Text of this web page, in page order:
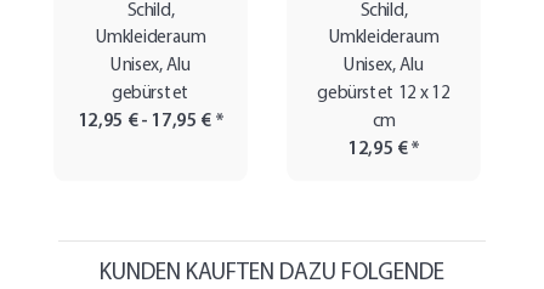
Schild,
Umkleideraum
Unisex, Alu
gebürstet
12,95 € - 17,95 € *
Schild,
Umkleideraum
Unisex, Alu
gebürstet 12 x 12
cm
12,95 €*
KUNDEN KAUFTEN DAZU FOLGENDE